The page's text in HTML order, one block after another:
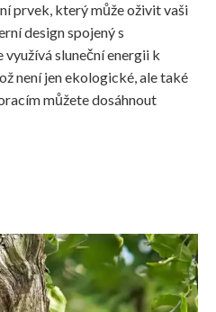
prvek, který může oživit vaši
design spojený s
sluneční energii k
není jen ekologické, ale také
můžete dosáhnout